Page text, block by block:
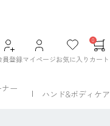
員登録マイページお気に入り カート
0
ー
ハンド&ボディケア